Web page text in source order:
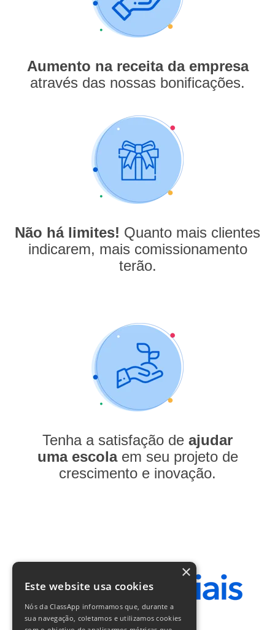
Aumento na receita da empresa
através das nossas bonificações.
Não há limites! Quanto mais clientes
indicarem, mais comissionamento
terão.
Tenha a satisfação de ajudar
uma escolaem seu projeto de
crescimento e inovação.
×
Este website usa cookies
Nós da ClassApp informamos que, durante a
sua navegação, coletamos e utilizamos cookies